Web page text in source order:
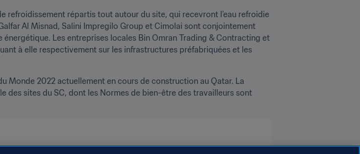
refroidissement répartis tout autour du site, qui recevront l’eau refroidie
Al Misnad, Salini Impregilo Group et Cimolai sont conjointement
Les entreprises locales Bin Omran Trading & Contracting et
à elle respectivement sur les infrastructures préfabriquées et les
Monde 2022 actuellement en cours de construction au Qatar. La
des sites du SC, dont les Normes de bien-être des travailleurs sont